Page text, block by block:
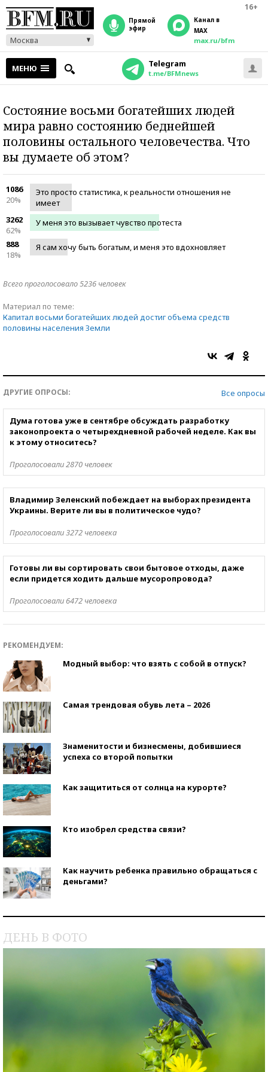
16+
Москва
прямой
эфир
Канал в
MAX
max.ru/bfm
МЕНЮ Telegram
t.me/BFMnews
Состояние восьми богатейших людей
мира равно состоянию беднейшей
половины остального человечества. Что
вы думаете об этом?
1086
20%
Это просто статистика, к реальности отношения не
имеет
3262
62%
У меня это вызывает чувство протеста
888
18%
Я сам хочу быть богатым, и меня это вдохновляет
Всего проголосовало 5236 человек
Материал по теме:
Капитал восьми богатейших людей достиг объема средств
половины населения Земли
Все опросы
ДРУГИЕ ОПРОСЫ:
Дума готова уже в сентябре обсуждать разработку
законопроекта о четырехдневной рабочей неделе. Как вы
к этому относитесь?
Проголосовали 2870 человек
Владимир Зеленский побеждает на выборах президента
Украины. Верите ли вы в политическое чудо?
Проголосовали 3272 человека
Готовы ли вы сортировать свои бытовое отходы, даже
если придется ходить дальше мусоропровода?
Проголосовали 6472 человека
РЕКОМЕНДУЕМ:
Модный выбор: что взять с собой в отпуск?
Самая трендовая обувь лета – 2026
Знаменитости и бизнесмены, добившиеся
успеха со второй попытки
Как защититься от солнца на курорте?
Кто изобрел средства связи?
Как научить ребенка правильно обращаться с
деньгами?
ДЕНЬ В ФОТО